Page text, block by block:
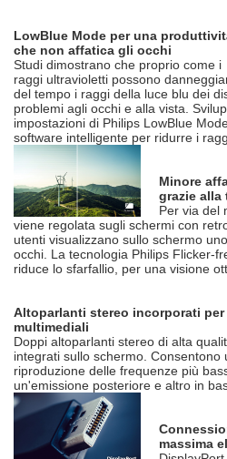
LowBlue Mode per una
che non affatica gli occhi
Studi dimostrano che proprio come i
raggi ultravioletti possono
del tempo i raggi della luce blu dei
problemi agli occhi e alla vista.
impostazioni di Philips LowBlue
software intelligente per ridurre i
Minore
grazie alla
Per via del
viene regolata sugli schermi con
utenti visualizzano sullo schermo
occhi. La tecnologia Philips Flicker-
riduce lo sfarfallio, per una visione
Altoparlanti stereo incorporati
multimediali
Doppi altoparlanti stereo di alta
integrati sullo schermo. Consentono
riproduzione delle frequenze più
un'emissione posteriore e altro in
massima